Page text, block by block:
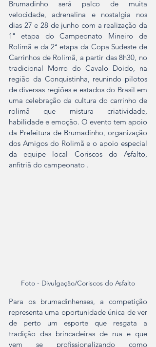
Brumadinho será palco de muita
velocidade, adrenalina e nostalgia nos
dias 27 e 28 de junho com a realização da
1ª etapa do Campeonato Mineiro de
Rolimã e da 2ª etapa da Copa Sudeste de
Carrinhos de Rolimã, a partir das 8h30, no
tradicional Morro do Cavalo Doido, na
região da Conquistinha, reunindo pilotos
de diversas regiões e estados do Brasil em
uma celebração da cultura do carrinho de
rolimã que mistura criatividade,
habilidade e emoção. O evento tem apoio
da Prefeitura de Brumadinho, organização
dos Amigos do Rolimã e o apoio especial
da equipe local Coriscos do Asfalto,
anfitriã do campeonato .
Foto - Divulgação/Coriscos do Asfalto
Para os brumadinhenses, a competição
representa uma oportunidade única de ver
de perto um esporte que resgata a
tradição das brincadeiras de rua e que
vem se profissionalizando como